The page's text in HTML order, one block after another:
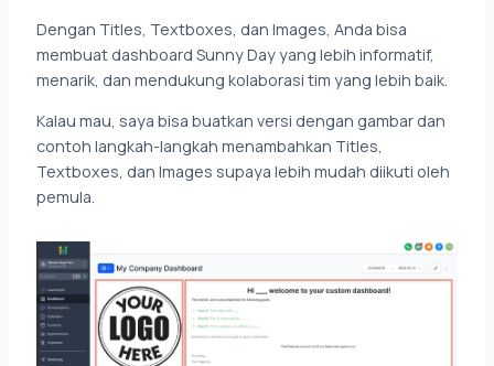
Dengan Titles, Textboxes, dan Images, Anda bisa
membuat dashboard Sunny Day yang lebih informatif,
menarik, dan mendukung kolaborasi tim yang lebih baik.
Kalau mau, saya bisa buatkan versi dengan gambar dan
contoh langkah-langkah menambahkan Titles,
Textboxes, dan Images supaya lebih mudah diikuti oleh
pemula.